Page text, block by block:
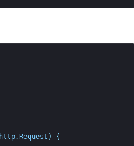
http.Request )
{